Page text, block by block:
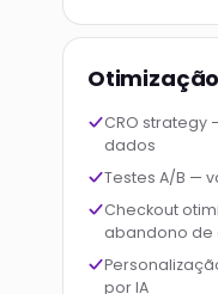
CRO
dados
Testes A/B —
Checkout
abandono de
por IA